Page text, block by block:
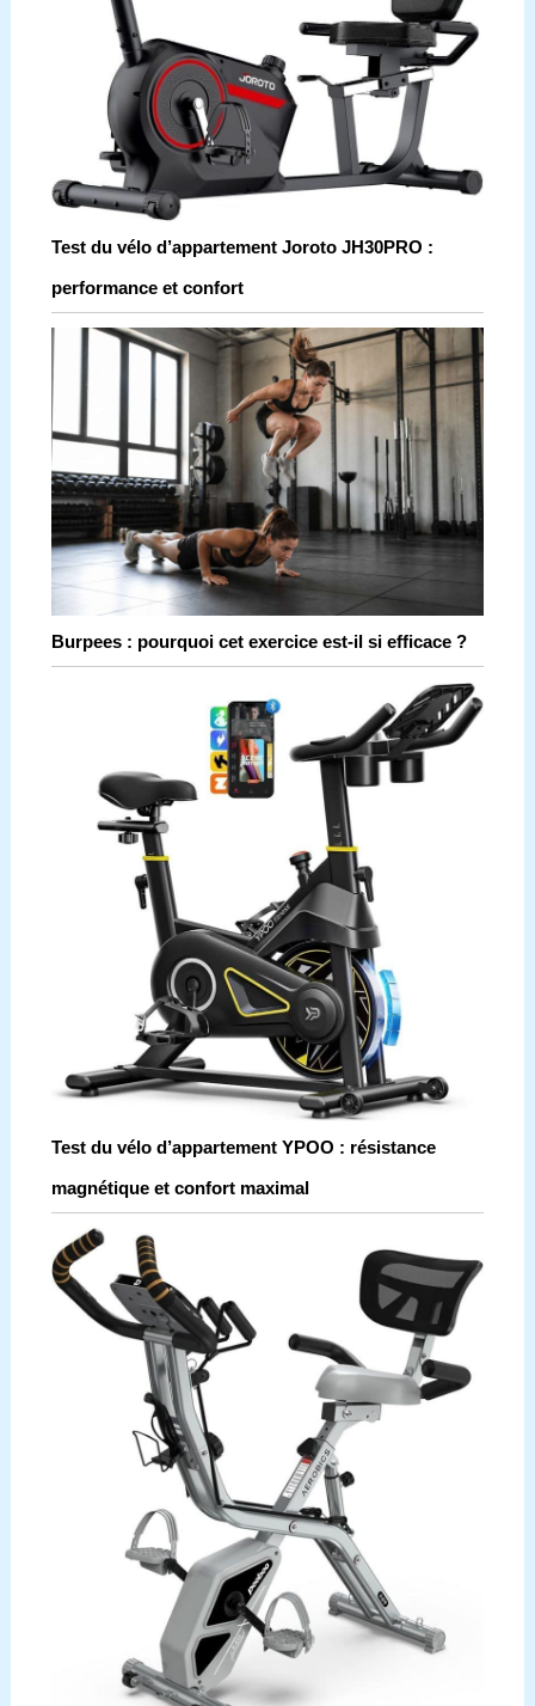
Test du vélo d’appartement Joroto JH30PRO :
performance et confort
Burpees : pourquoi cet exercice est-il si efficace ?
Test du vélo d’appartement YPOO : résistance
magnétique et confort maximal